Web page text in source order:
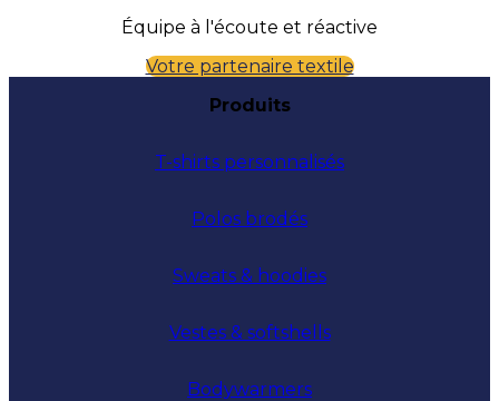
Équipe à l'écoute et réactive
Votre partenaire textile
Produits
T-shirts personnalisés
Polos brodés
Sweats & hoodies
Vestes & softshells
Bodywarmers